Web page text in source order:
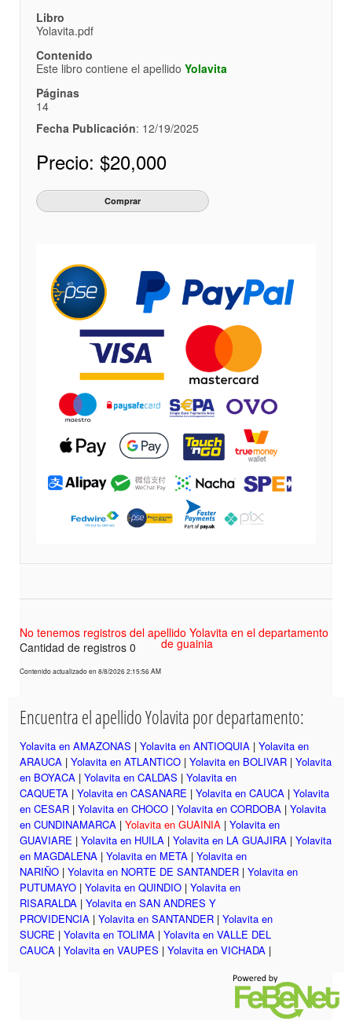
Libro
Yolavita.pdf
Contenido
Este libro contiene el apellido Yolavita
Páginas
14
Fecha Publicación: 12/19/2025
Precio: $20,000
No tenemos registros del apellido Yolavita en el departamento
de guainia
Cantidad de registros 0
Contenido actualizado en 8/8/2026 2:15:56 AM
Encuentra el apellido Yolavita por departamento:
Yolavita en AMAZONAS | Yolavita en ANTIOQUIA | Yolavita en
ARAUCA | Yolavita en ATLANTICO | Yolavita en BOLIVAR | Yolavita
en BOYACA | Yolavita en CALDAS | Yolavita en
CAQUETA | Yolavita en CASANARE | Yolavita en CAUCA | Yolavita
en CESAR | Yolavita en CHOCO | Yolavita en CORDOBA | Yolavita
en CUNDINAMARCA | Yolavita en GUAINIA | Yolavita en
GUAVIARE | Yolavita en HUILA | Yolavita en LA GUAJIRA | Yolavita
en MAGDALENA | Yolavita en META | Yolavita en
NARIÑO | Yolavita en NORTE DE SANTANDER | Yolavita en
PUTUMAYO | Yolavita en QUINDIO | Yolavita en
RISARALDA | Yolavita en SAN ANDRES Y
PROVIDENCIA | Yolavita en SANTANDER | Yolavita en
SUCRE | Yolavita en TOLIMA | Yolavita en VALLE DEL
CAUCA | Yolavita en VAUPES | Yolavita en VICHADA |